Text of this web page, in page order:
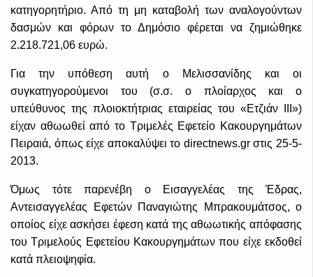
κατηγορητήριο. Από τη μη καταβολή των αναλογούντων
δασμών και φόρων το Δημόσιο φέρεται να ζημιώθηκε
2.218.721,06 ευρώ.
Για την υπόθεση αυτή ο Μελισσανίδης και οι
συγκατηγορούμενοι του (σ.σ. ο πλοίαρχος και ο
υπεύθυνος της πλοιοκτήτριας εταιρείας του «Ετζιάν ΙΙΙ»)
είχαν αθωωθεί από το Τριμελές Εφετείο Κακουργημάτων
Πειραιά, όπως είχε αποκαλύψει το directnews.gr στις 25-5-
2013.
Όμως τότε παρενέβη ο Εισαγγελέας της Έδρας,
Αντεισαγγελέας Εφετών Παναγιώτης Μπρακουμάτσος, ο
οποίος είχε ασκήσει έφεση κατά της αθωωτικής απόφασης
του Τριμελούς Εφετείου Κακουργημάτων που είχε εκδοθεί
κατά πλειοψηφία.